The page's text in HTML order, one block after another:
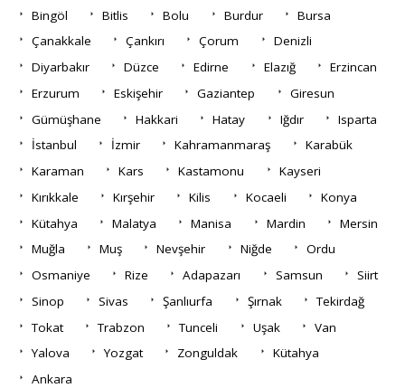
Bingöl
Bitlis Bolu Burdur
Bursa
Çanakkale
Çankırı Çorum
Denizli
Diyarbakır
Düzce Edirne Elazığ
Erzincan
Erzurum
Eskişehir Gaziantep
Giresun
Gümüşhane
Hakkari Hatay Iğdır
Isparta
İstanbul
İzmir Kahramanmaraş
Karabük
Karaman
Kars Kastamonu
Kayseri
Kırıkkale
Kırşehir Kilis Kocaeli
Konya
Kütahya
Malatya Manisa Mardin
Mersin
Muğla
Muş Nevşehir Niğde
Ordu
Osmaniye
Rize Adapazarı Samsun
Siirt
Sinop
Sivas Şanlıurfa Şırnak
Tekirdağ
Tokat
Trabzon Tunceli Uşak
Van
Yalova
Yozgat Zonguldak
Kütahya
Ankara